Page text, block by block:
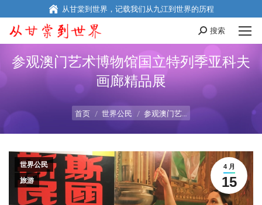
从甘棠到世界，记载我们从九江到世界的历程
Search:
搜索
参观澳门艺术博物馆国立特列季亚科夫
画廊精品展
首页 世界公民 参观澳门艺…
4 月
15
世界公民
旅游